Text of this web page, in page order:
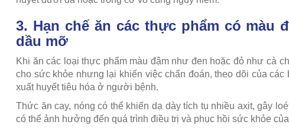
3. Hạn chế ăn các thực phẩm có màu
dầu mỡ
Khi ăn các loại thực phẩm màu đậm như đen hoặc đỏ như cà
cho sức khỏe nhưng lại khiến việc chẩn đoán, theo dõi của
xuất huyết tiêu hóa ở người bệnh.
Thức ăn cay, nóng có thể khiến dạ dày tích tụ nhiều axit, gây
có thể ảnh hưởng đến quá trình điều trị và phục hồi sức khỏe